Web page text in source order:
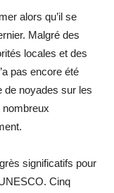
alors qu’il se
Malgré des
locales et des
pas encore été
de noyades sur les
nombreux
significatifs pour
Cinq